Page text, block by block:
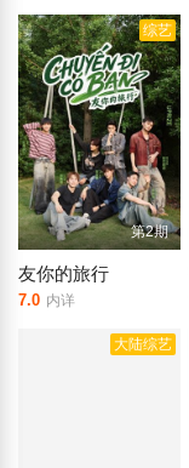
综艺
第2期
友你的旅行
7.0 内详
大陆综艺